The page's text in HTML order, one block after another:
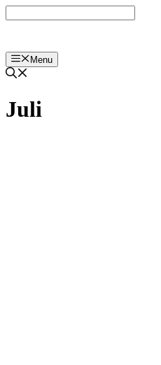
ke
Menu
Juli